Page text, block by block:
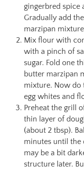
gingerbred spice
Gradually add
marzipan
Mix flour with
with a pinch of
sugar. Fold one
butter marzipan
mixture. Now do
egg whites and
Preheat the grill
thin layer of
(about 2 tbsp).
minutes until the
may be a bit
structure later.